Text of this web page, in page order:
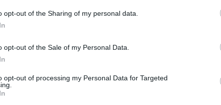
opt-out of the Sharing of my personal data.
opt-out of the Sale of my Personal Data.
opt-out of processing my Personal Data for Targeted
επιφανειών στο σπίτι.
που έχουν φέρει τα παπούτσια, τα
ορισμένα βακτήρια μπορούν να επιβιώσουν
που εξέτασε τρόφιμα όπως ψωμί και